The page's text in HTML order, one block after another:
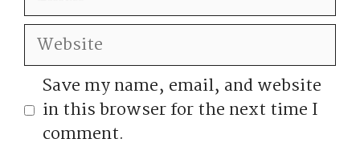
Website
Save my name, email, and website
in this browser for the next time I
comment.